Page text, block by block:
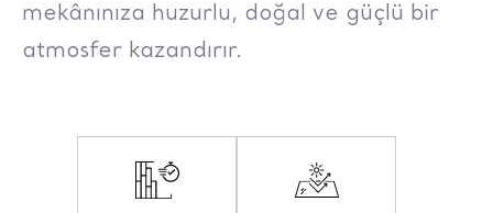
mekânınıza huzurlu, doğal ve güçlü bir
atmosfer kazandırır.